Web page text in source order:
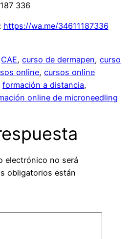
336
https://wa.me/34611187336
CAE, curso de dermapen, curso
online, cursos online
formación a distancia
online de microneedling
electrónico no será
obligatorios están